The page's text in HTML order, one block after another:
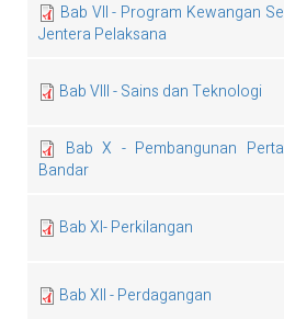
Bab VII - Program Kewangan
Jentera Pelaksana
Bab VIII - Sains dan Teknologi
Bab X - Pembangunan
Bandar
Bab XI- Perkilangan
Bab XII - Perdagangan